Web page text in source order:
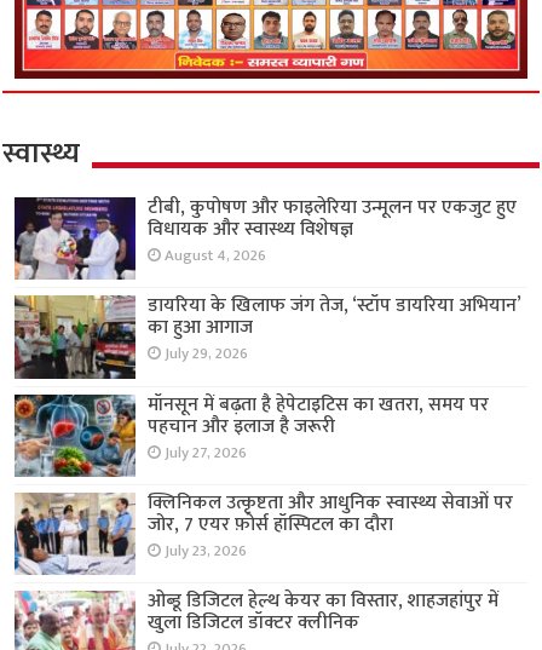
स्वास्थ्य
टीबी, कुपोषण और फाइलेरिया उन्मूलन पर एकजुट हुए
विधायक और स्वास्थ्य विशेषज्ञ
August 4, 2026
डायरिया के खिलाफ जंग तेज, ‘स्टॉप डायरिया अभियान’
का हुआ आगाज
July 29, 2026
मॉनसून में बढ़ता है हेपेटाइटिस का खतरा, समय पर
पहचान और इलाज है जरूरी
July 27, 2026
क्लिनिकल उत्कृष्टता और आधुनिक स्वास्थ्य सेवाओं पर
जोर, 7 एयर फ़ोर्स हॉस्पिटल का दौरा
July 23, 2026
ओब्डू डिजिटल हेल्थ केयर का विस्तार, शाहजहांपुर में
खुला डिजिटल डॉक्टर क्लीनिक